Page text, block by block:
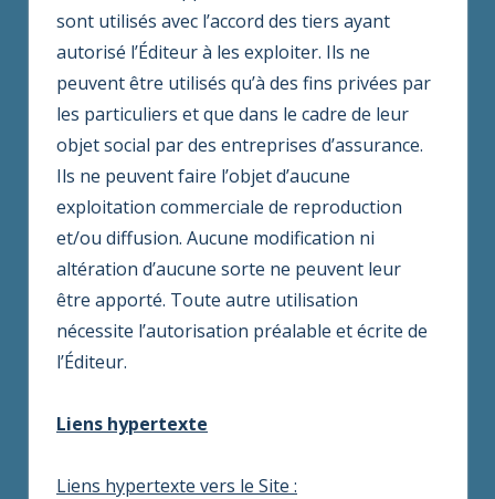
sont utilisés avec l’accord des tiers ayant
autorisé l’Éditeur à les exploiter. Ils ne
peuvent être utilisés qu’à des fins privées par
les particuliers et que dans le cadre de leur
objet social par des entreprises d’assurance.
Ils ne peuvent faire l’objet d’aucune
exploitation commerciale de reproduction
et/ou diffusion. Aucune modification ni
altération d’aucune sorte ne peuvent leur
être apporté. Toute autre utilisation
nécessite l’autorisation préalable et écrite de
l’Éditeur.
Liens hypertexte
Liens hypertexte vers le Site :